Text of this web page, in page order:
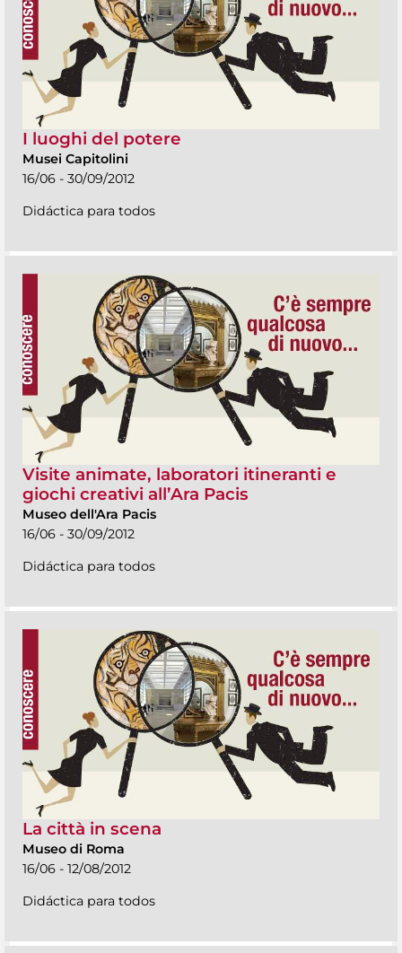
I luoghi del potere
Musei Capitolini
16/06 - 30/09/2012
Didáctica para todos
Visite animate, laboratori itineranti e
giochi creativi all’Ara Pacis
Museo dell'Ara Pacis
16/06 - 30/09/2012
Didáctica para todos
La città in scena
Museo di Roma
16/06 - 12/08/2012
Didáctica para todos